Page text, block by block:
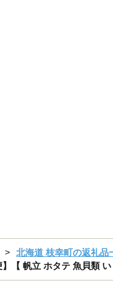
北海道 枝幸町の返礼品
【 帆立 ホタテ 魚貝類